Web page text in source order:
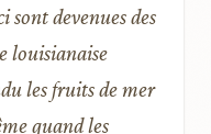
sont devenues des
louisianaise
les fruits de mer
quand les